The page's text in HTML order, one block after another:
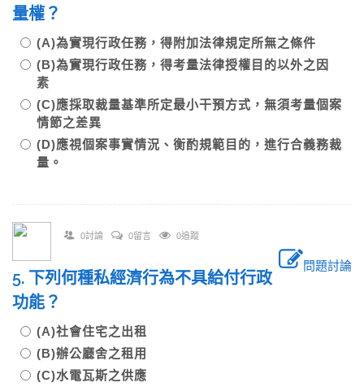
量權？
(A)為實現行政任務，得附加法律規定所無之條件
(B)為實現行政任務，得考量法律授權目的以外之因
素
(C)應採取裁量基準所定最小干預方式，無須考量個案
情節之差異
(D)應視個案事實情況、衡酌規範目的，進行合義務裁
量。
0討論 0留言 0追蹤
問題討論
5. 下列何種私經濟行為不具給付行政
功能？
(A)社會住宅之出租
(B)辦公廳舍之租用
(C)水電瓦斯之供應